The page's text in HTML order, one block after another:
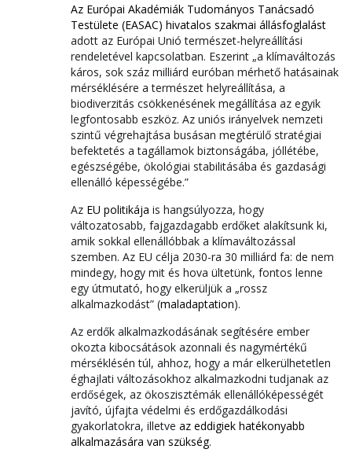
Az Európai Akadémiák Tudományos Tanácsadó
Testülete (EASAC) hivatalos szakmai állásfoglalást
adott az Európai Unió természet-helyreállítási
rendeletével kapcsolatban. Eszerint „a klímaváltozás
káros, sok száz milliárd euróban mérhető hatásainak
mérséklésére a természet helyreállítása, a
biodiverzitás csökkenésének megállítása az egyik
legfontosabb eszköz. Az uniós irányelvek nemzeti
szintű végrehajtása busásan megtérülő stratégiai
befektetés a tagállamok biztonságába, jóllétébe,
egészségébe, ökológiai stabilitásába és gazdasági
ellenálló képességébe.”
Az EU politikája is hangsúlyozza, hogy
változatosabb, fajgazdagabb erdőket alakítsunk ki,
amik sokkal ellenállóbbak a klímaváltozással
szemben. Az EU célja 2030-ra 30 milliárd fa: de nem
mindegy, hogy mit és hova ültetünk, fontos lenne
egy útmutató, hogy elkerüljük a „rossz
alkalmazkodást” (maladaptation).
Az erdők alkalmazkodásának segítésére ember
okozta kibocsátások azonnali és nagymértékű
mérséklésén túl, ahhoz, hogy a már elkerülhetetlen
éghajlati változásokhoz alkalmazkodni tudjanak az
erdőségek, az ökoszisztémák ellenállóképességét
javító, újfajta védelmi és erdőgazdálkodási
gyakorlatokra, illetve az eddigiek hatékonyabb
alkalmazására van szükség.